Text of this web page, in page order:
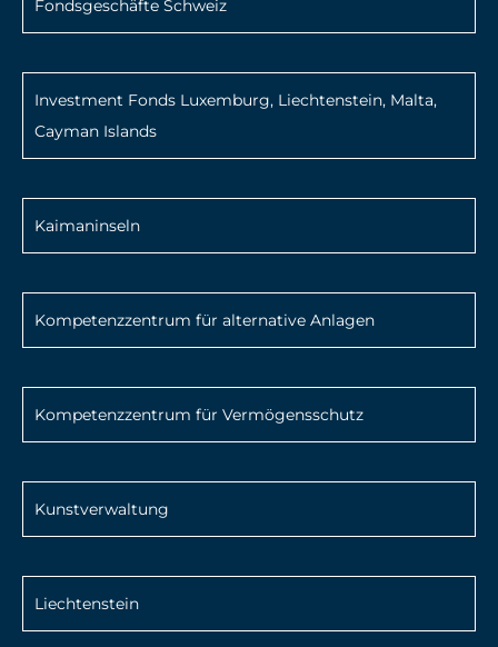
Fondsgeschäfte Schweiz
Investment Fonds Luxemburg, Liechtenstein, Malta,
Cayman Islands
Kaimaninseln
Kompetenzzentrum für alternative Anlagen
Kompetenzzentrum für Vermögensschutz
Kunstverwaltung
Liechtenstein